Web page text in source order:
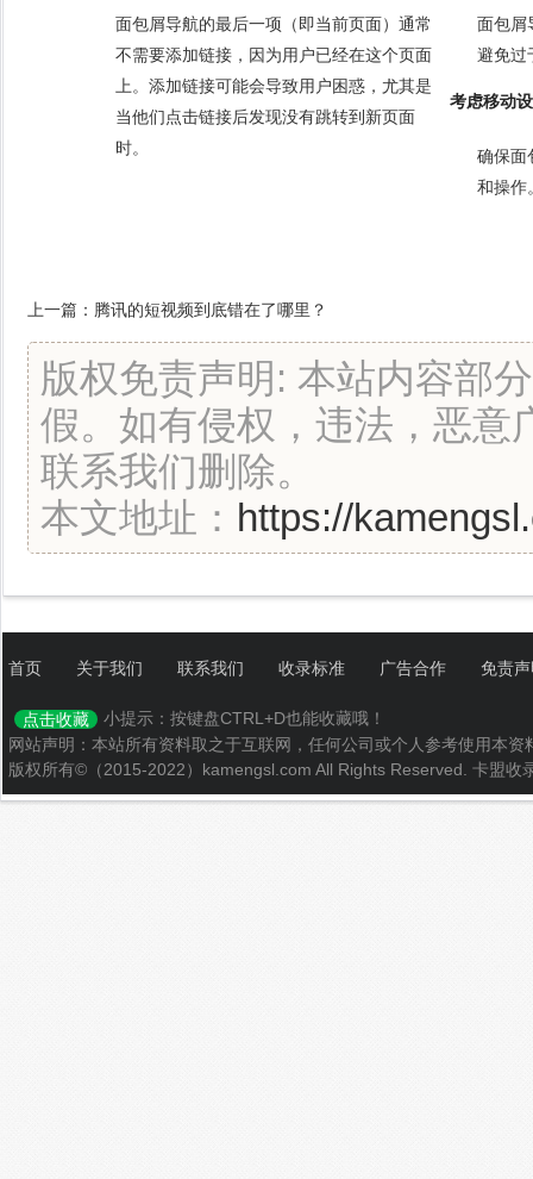
面包屑导航的最后一项（即当前页面）通常
不需要添加链接，因为用户已经在这个页面
上。添加链接可能会导致用户困惑，尤其是
当他们点击链接后发现没有跳转到新页面
时。
面包屑
避免过
考虑移动
确保面
和操作
上一篇： 腾讯的短视频到底错在了哪里？
版权免责声明: 本站内容部
假。如有侵权，违法，恶意
联系我们删除。
本文地址： https://
首页 关于我们 联系我们 收录标准 广告合作 免责
点击收藏
小提示：按键盘CTRL+D也能收藏哦！
网站声明：本站所有资料取之于互联网，任何公司或个人参考使用本
版权所有©（2015-2022）kamengsl.com All Rights Reserved. 卡盟收